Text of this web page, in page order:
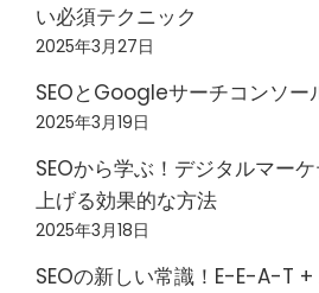
い必須テクニック
2025年3月27日
SEOとGoogleサーチコンソー
2025年3月19日
SEOから学ぶ！デジタルマー
上げる効果的な方法
2025年3月18日
SEOの新しい常識！E-E-A-T